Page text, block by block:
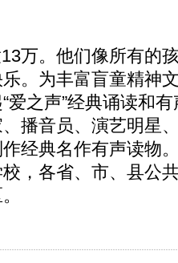
。他们像所有的
。为丰富盲童精神
爱之声”经典诵读和
播音员、演艺明星
经典名作有声读物
，各省、市、县公